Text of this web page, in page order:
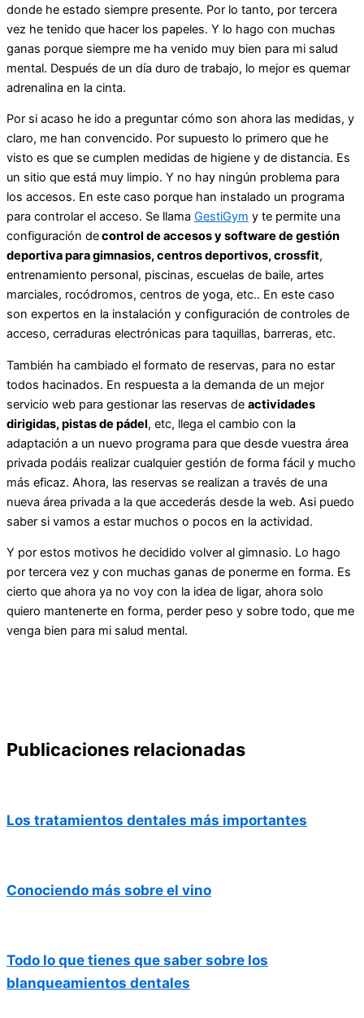
donde he estado siempre presente. Por lo tanto, por tercera
vez he tenido que hacer los papeles. Y lo hago con muchas
ganas porque siempre me ha venido muy bien para mi salud
mental. Después de un día duro de trabajo, lo mejor es quemar
adrenalina en la cinta.
Por si acaso he ido a preguntar cómo son ahora las medidas, y
claro, me han convencido. Por supuesto lo primero que he
visto es que se cumplen medidas de higiene y de distancia. Es
un sitio que está muy limpio. Y no hay ningún problema para
los accesos. En este caso porque han instalado un programa
para controlar el acceso. Se llama GestiGym y te permite una
configuración decontrol de accesos y software de gestión
deportiva para gimnasios, centros deportivos, crossfit,
entrenamiento personal, piscinas, escuelas de baile, artes
marciales, rocódromos, centros de yoga, etc.. En este caso
son expertos en la instalación y configuración de controles de
acceso, cerraduras electrónicas para taquillas, barreras, etc.
También ha cambiado el formato de reservas, para no estar
todos hacinados. En respuesta a la demanda de un mejor
servicio web para gestionar las reservas de actividades
dirigidas, pistas de pádel, etc, llega el cambio con la
adaptación a un nuevo programa para que desde vuestra área
privada podáis realizar cualquier gestión de forma fácil y mucho
más eficaz. Ahora, las reservas se realizan a través de una
nueva área privada a la que accederás desde la web. Asi puedo
saber si vamos a estar muchos o pocos en la actividad.
Y por estos motivos he decidido volver al gimnasio. Lo hago
por tercera vez y con muchas ganas de ponerme en forma. Es
cierto que ahora ya no voy con la idea de ligar, ahora solo
quiero mantenerte en forma, perder peso y sobre todo, que me
venga bien para mi salud mental.
Publicaciones relacionadas
Los tratamientos dentales más importantes
Conociendo más sobre el vino
Todo lo que tienes que saber sobre los
blanqueamientos dentales